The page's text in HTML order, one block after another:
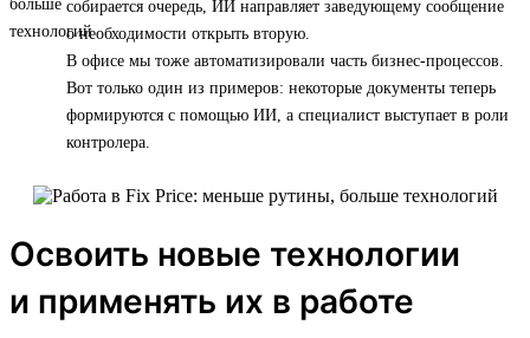
собирается очередь, ИИ направляет заведующему сообщение
о необходимости открыть вторую.
В офисе мы тоже автоматизировали часть бизнес-процессов.
Вот только один из примеров: некоторые документы теперь
формируются с помощью ИИ, а специалист выступает в роли
контролера.
Освоить новые технологии
и применять их в работе